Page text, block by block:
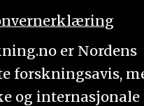
er Nordens
forskningsavis,
og internasjonale